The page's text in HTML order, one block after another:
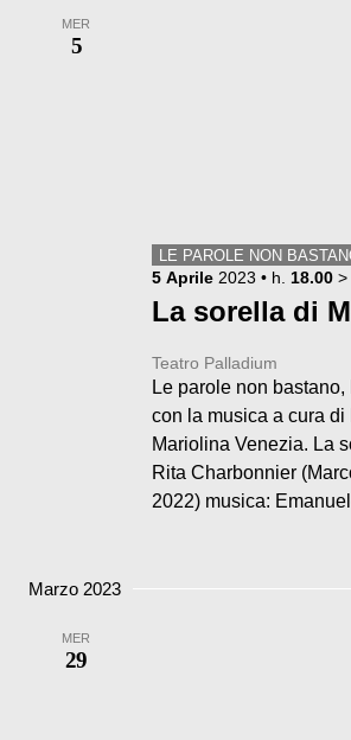
MER
5
LE PAROLE NON
5 Aprile 2023 • h. 18.00 >
La sorella di
Teatro Palladium
Le parole non
con la musica a cura di
Mariolina Venezia. La
Rita Charbonnier
2022) musica:
Marzo 2023
MER
29